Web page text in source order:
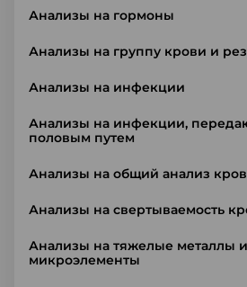
Анализы на гормоны
Анализы на группу крови и
Анализы на инфекции
Анализы на инфекции,
половым путем
Анализы на общий анализ
Анализы на свертываемость
Анализы на тяжелые металлы и
микроэлементы